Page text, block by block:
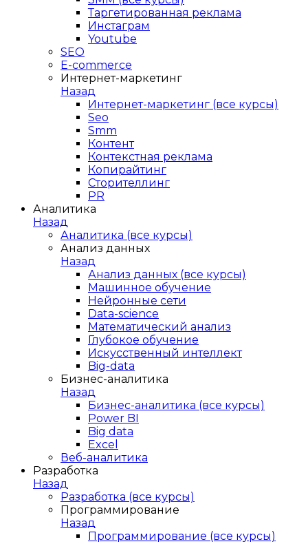
Таргетированная реклама
Инстаграм
Youtube
SEO
E-сommerce
Интернет-маркетинг
Назад
Интернет-маркетинг (все курсы)
Seo
Smm
Контент
Контекстная реклама
Копирайтинг
Сторителлинг
PR
Аналитика
Назад
Аналитика (все курсы)
Анализ данных
Назад
Анализ данных (все курсы)
Машинное обучение
Нейронные сети
Data-science
Математический анализ
Глубокое обучение
Искусственный интеллект
Big-data
Бизнес-аналитика
Назад
Бизнес-аналитика (все курсы)
Power BI
Big data
Excel
Веб-аналитика
Разработка
Назад
Разработка (все курсы)
Программирование
Назад
Программирование (все курсы)